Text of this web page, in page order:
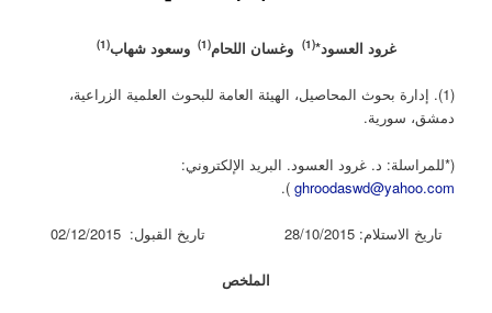
غرود العسود*(1) وغسان اللحام(1) وسعود شهاب(1)
(1). إدارة بحوث المحاصيل، الهيئة العامة للبحوث العلمية الزراعية،
دمشق، سورية.
(*للمراسلة: د. غرود العسود. البريد الإلكتروني:
ghroodaswd@yahoo.com
).
تاريخ الاستلام: 28/10/2015 تاريخ القبول: 02/12/2015
الملخص